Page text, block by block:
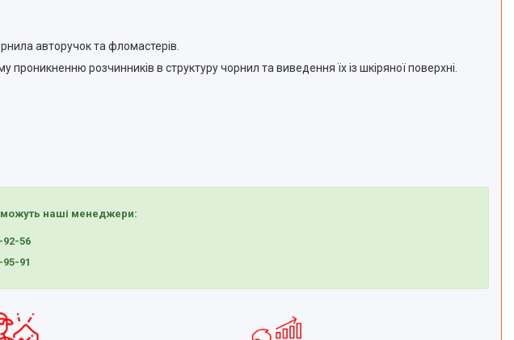
авторучок та фломастерів.
розчинників в структуру чорнил та виведення їх із шкіряної поверхні.
наші менеджери:
92-56
91